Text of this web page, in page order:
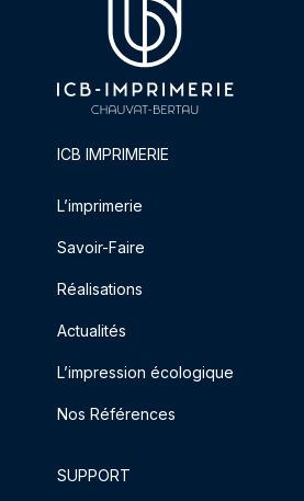
ICB IMPRIMERIE
L’imprimerie
Savoir-Faire
Réalisations
Actualités
L’impression écologique
Nos Références
SUPPORT